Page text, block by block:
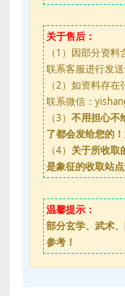
关于售后：
（1）因部分资
联系客服进行发送
（2）如资料存
联系微信：
（3） 不用担心不
了都会发给您的！
（4） 关于所收取
是象征的收取站
温馨提示：
部分玄学、武术
参考！